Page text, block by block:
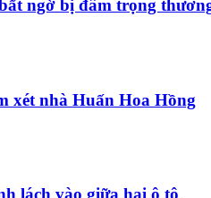
ngờ bị đâm trọng
xét nhà Huấn Hoa Hồng
lách vào giữa hai ô tô